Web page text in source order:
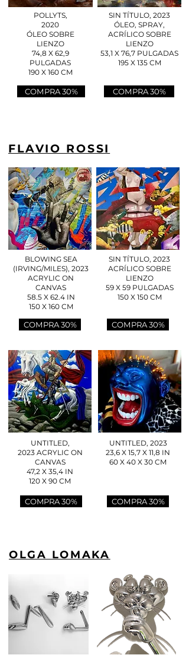
POLLYTS,
2020
ÓLEO SOBRE
LIENZO
74,8 X 62,9
PULGADAS
190 X 160 CM
COMPRA 30%
SIN TÍTULO, 2023
ÓLEO, SPRAY,
ACRÍLICO SOBRE
LIENZO
53,1 X 76,7 PULGADAS
195 X 135 CM
COMPRA 30%
FLAVIO ROSSI
BLOWING SEA
(IRVING/MILES), 2023
ACRYLIC ON
CANVAS
58.5 X 62.4 IN
150 X 160 CM
COMPRA 30%
UNTITLED,
2023 ACRYLIC ON
CANVAS
47,2 X 35,4 IN
120 X 90 CM
COMPRA 30%
SIN TÍTULO, 2023
ACRÍLICO SOBRE
LIENZO
59 X 59 PULGADAS
150 X 150 CM
COMPRA 30%
UNTITLED, 2023
23,6 X 15,7 X 11,8 IN
60 X 40 X 30 CM
COMPRA 30%
OLGA LOMAKA